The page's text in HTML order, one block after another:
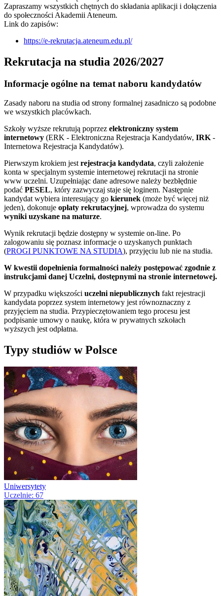
Zapraszamy wszystkich chętnych do składania aplikacji i dołączenia
do społeczności Akademii Ateneum.
Link do zapisów:
https://e-rekrutacja.ateneum.edu.pl/
Rekrutacja na studia 2026/2027
Informacje ogólne na temat naboru kandydatów
Zasady naboru na studia od strony formalnej zasadniczo są podobne
we wszystkich placówkach.
Szkoły wyższe rekrutują poprzez elektroniczny system
internetowy (ERK - Elektroniczna Rejestracja Kandydatów, IRK -
Internetowa Rejestracja Kandydatów).
Pierwszym krokiem jest rejestracja kandydata, czyli założenie
konta w specjalnym systemie internetowej rekrutacji na stronie
www uczelni. Uzupełniając dane adresowe należy bezbłędnie
podać PESEL, który zazwyczaj staje się loginem. Następnie
kandydat wybiera interesujący go kierunek (może być więcej niż
jeden), dokonuje opłaty rekrutacyjnej, wprowadza do systemu
wyniki uzyskane na maturze.
Wynik rekrutacji będzie dostępny w systemie on-line. Po
zalogowaniu się poznasz informacje o uzyskanych punktach
(PROGI PUNKTOWE NA STUDIA), przyjęciu lub nie na studia.
W kwestii dopełnienia formalności należy postępować zgodnie z
instrukcjami danej Uczelni, dostępnymi na stronie internetowej.
W przypadku większości uczelni niepublicznych fakt rejestracji
kandydata poprzez system internetowy jest równoznaczny z
przyjęciem na studia. Przypieczętowaniem tego procesu jest
podpisanie umowy o naukę, która w prywatnych szkołach
wyższych jest odpłatna.
Typy studiów w Polsce
Uniwersytety
Uczelnie: 67